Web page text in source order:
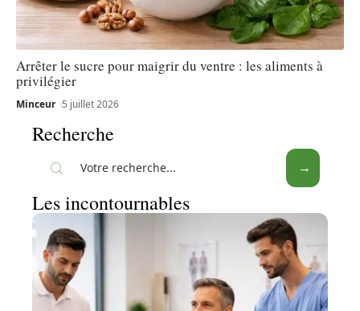
Arrêter le sucre pour maigrir du ventre : les aliments à
privilégier
Minceur 5 juillet 2026
Recherche
Les incontournables